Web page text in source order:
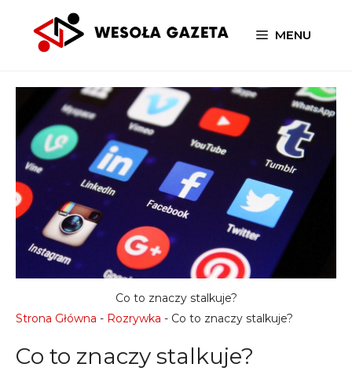
MENU
Strona Główna - Rozrywka - Co to znaczy stalkuje?
Co to znaczy stalkuje?
Co to znaczy stalkuje?